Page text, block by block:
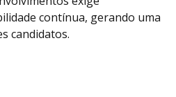
contínua, gerando uma
candidatos.